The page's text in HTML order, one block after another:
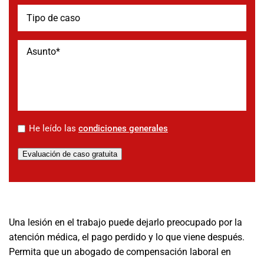
* He leído las condiciones generales
Evaluación de caso gratuita
Una lesión en el trabajo puede dejarlo preocupado por la
atención médica, el pago perdido y lo que viene después.
Permita que un abogado de compensación laboral en